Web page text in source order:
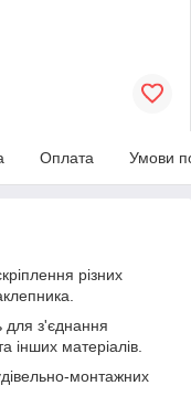
Оплата Умови
різних
для з'єднання
інших матеріалів.
монтажних